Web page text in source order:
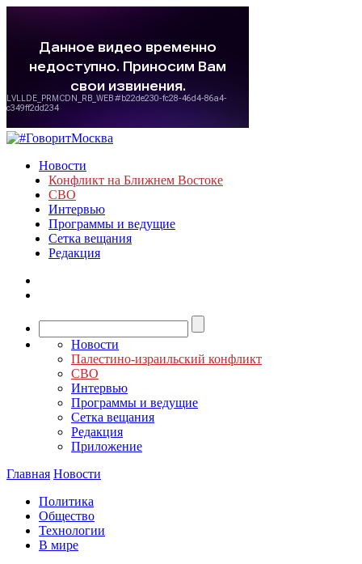
Новости
Конфликт на Ближнем Востоке
СВО
Интервью
Программы и ведущие
Сетка вещания
Редакция
Новости
Палестино-израильский конфликт
СВО
Интервью
Программы и ведущие
Сетка вещания
Редакция
Приложение
Главная Новости
Политика
Общество
Технологии
В мире